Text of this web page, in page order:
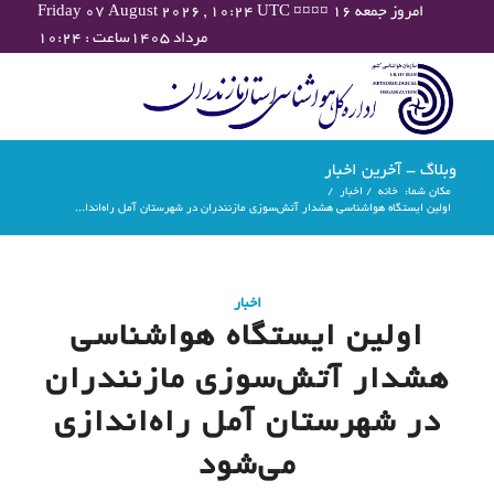
Friday 07 August 2026 , 10:24 UTC ¤¤¤¤ امروز جمعه ۱۶
مرداد ۱۴۰۵ساعت : ۱۰:۲۴
وبلاگ - آخرین اخبار
مکان شما: خانه / اخبار
/
اولین ایستگاه هواشناسی هشدار آتش‌سوزی مازنندران در شهرستان آمل راه‌اندا...
اخبار
اولین ایستگاه هواشناسی
هشدار آتش‌سوزی مازنندران
در شهرستان آمل راه‌اندازی
می‌شود